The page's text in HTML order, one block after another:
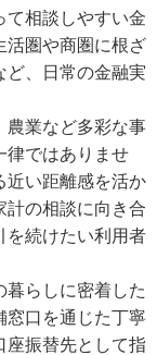
て相談しやすい金
活圏や商圏に根ざ
ど、日常の金融実
農業など多彩な事
律ではありませ
近い距離感を活か
計の相談に向き合
を続けたい利用者
暮らしに密着した
窓口を通じた丁寧
座振替先として指